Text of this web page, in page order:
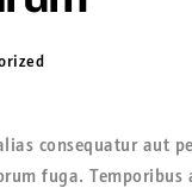
consequatur aut
fuga.